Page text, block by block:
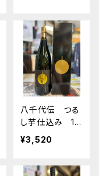
八千代伝 つる
し芋仕込み 18
00ｍｌ
¥3,520